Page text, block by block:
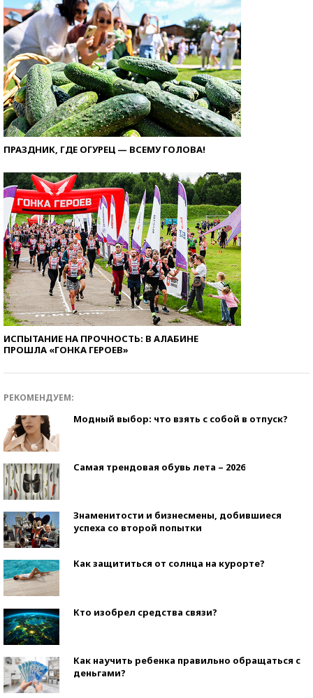
ПРАЗДНИК, ГДЕ ОГУРЕЦ — ВСЕМУ ГОЛОВА!
ИСПЫТАНИЕ НА ПРОЧНОСТЬ: В АЛАБИНЕ
ПРОШЛА «ГОНКА ГЕРОЕВ»
РЕКОМЕНДУЕМ:
Модный выбор: что взять с собой в отпуск?
Самая трендовая обувь лета – 2026
Знаменитости и бизнесмены, добившиеся
успеха со второй попытки
Как защититься от солнца на курорте?
Кто изобрел средства связи?
Как научить ребенка правильно обращаться с
деньгами?